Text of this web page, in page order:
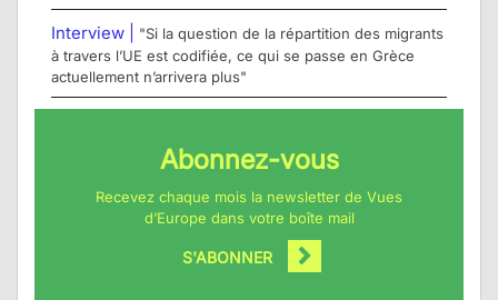
Interview |
"Si la question de la répartition des migrants
à travers l’UE est codifiée, ce qui se passe en Grèce
actuellement n’arrivera plus"
Abonnez-vous
Recevez chaque mois la newsletter de Vues
d’Europe dans votre boîte mail
S'ABONNER